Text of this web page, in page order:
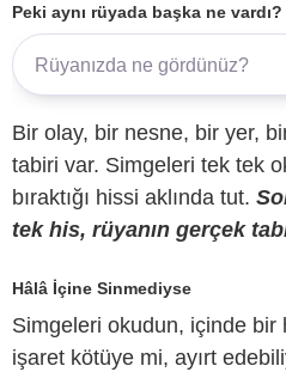
Peki aynı rüyada başka ne vardı?
Bir olay, bir nesne, bir yer,
tabiri var. Simgeleri tek tek
bıraktığı hissi aklında tut.
tek his, rüyanın gerçek
Hâlâ İçine Sinmediyse
Simgeleri okudun, içinde bir
işaret kötüye mi, ayırt